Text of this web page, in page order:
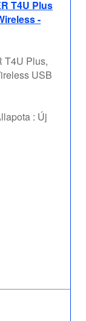
T4U Plus
-
T4U Plus,
USB
: Új